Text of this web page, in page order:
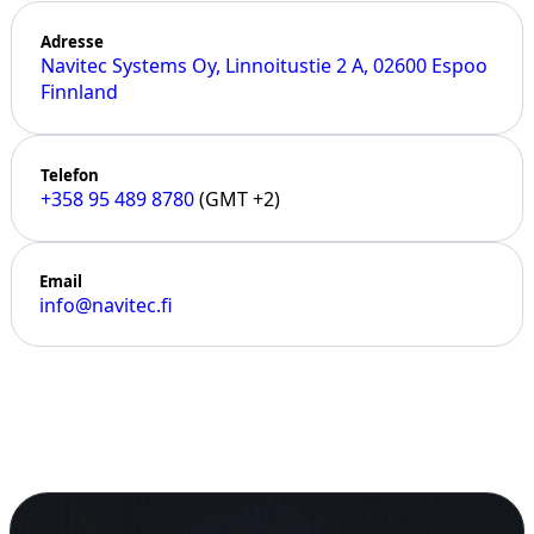
Adresse
Navitec Systems Oy, Linnoitustie 2 A, 02600 Espoo
Finnland
Telefon
+358 95 489 8780(GMT +2)
Email
info@navitec.fi